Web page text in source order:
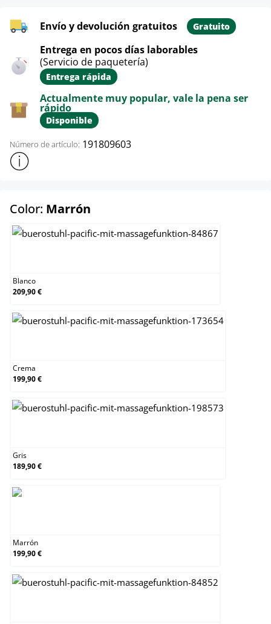
Envío y devolución gratuitos Gratuito
Entrega en pocos días laborables
(Servicio de paquetería)
Entrega rápida
Actualmente muy popular, vale la pena ser
rápido
Disponible
Número de artículo: 191809603
Mostrar más información sobre el producto
Color: Marrón
Blanco
209,90 €
Crema
199,90 €
Gris
189,90 €
Marrón
199,90 €